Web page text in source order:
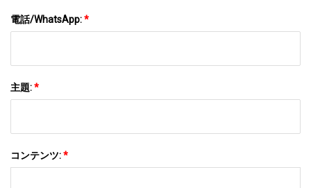
電話/WhatsApp:*
主題:*
コンテンツ:*